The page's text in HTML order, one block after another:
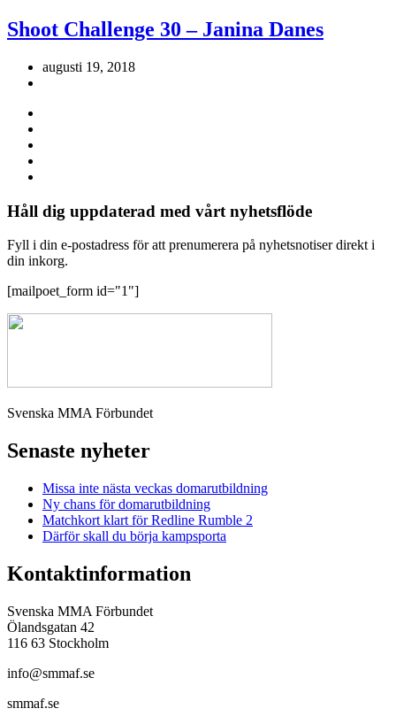
Shoot Challenge 30 – Janina Danes
augusti 19, 2018
Håll dig uppdaterad med vårt nyhetsflöde
Fyll i din e-postadress för att prenumerera på nyhetsnotiser direkt i
din inkorg.
[mailpoet_form id="1"]
Svenska MMA Förbundet
Senaste nyheter
Missa inte nästa veckas domarutbildning
Ny chans för domarutbildning
Matchkort klart för Redline Rumble 2
Därför skall du börja kampsporta
Kontaktinformation
Svenska MMA Förbundet
Ölandsgatan 42
116 63 Stockholm
info@smmaf.se
smmaf.se